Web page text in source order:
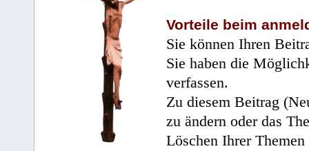
Vorteile beim
Sie können Ihren
Sie haben die
verfassen.
Zu diesem Beitrag
zu ändern oder das
Löschen Ihrer